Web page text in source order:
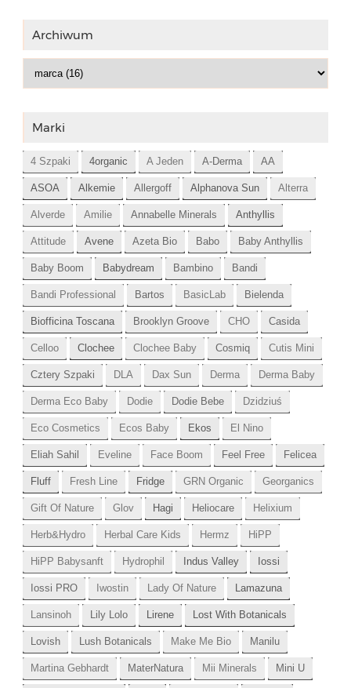
Archiwum
Marki
4 Szpaki 4organic A Jeden A-Derma AA
ASOA Alkemie Allergoff Alphanova Sun Alterra
Alverde Amilie Annabelle Minerals Anthyllis
Attitude Avene Azeta Bio Babo Baby Anthyllis
Baby Boom Babydream Bambino Bandi
Bandi Professional Bartos BasicLab Bielenda
Biofficina Toscana Brooklyn Groove CHO Casida
Celloo Clochee Clochee Baby Cosmiq Cutis Mini
Cztery Szpaki DLA Dax Sun Derma Derma Baby
Derma Eco Baby Dodie Dodie Bebe Dzidziuś
Eco Cosmetics Ecos Baby Ekos El Nino
Eliah Sahil Eveline Face Boom Feel Free Felicea
Fluff Fresh Line Fridge GRN Organic Georganics
Gift Of Nature Glov Hagi Heliocare Helixium
Herb&Hydro Herbal Care Kids Hermz HiPP
HiPP Babysanft Hydrophil Indus Valley Iossi
Iossi PRO Iwostin Lady Of Nature Lamazuna
Lansinoh Lily Lolo Lirene Lost With Botanicals
Lovish Lush Botanicals Make Me Bio Manilu
Martina Gebhardt MaterNatura Mii Minerals Mini U